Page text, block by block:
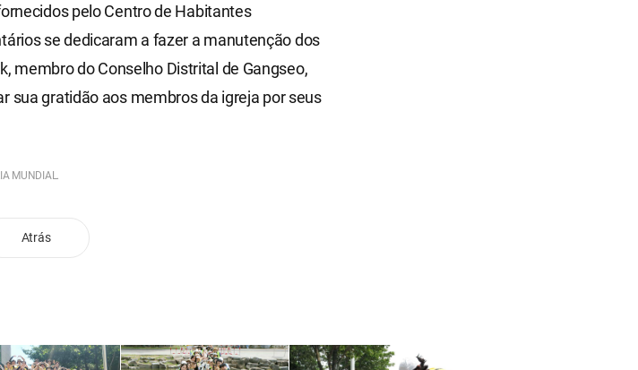
pelo Centro de Habitantes
se dedicaram a fazer a manutenção dos
membro do Conselho Distrital de Gangseo,
sua gratidão aos membros da igreja por seus
MUNDIAL.
Atrás